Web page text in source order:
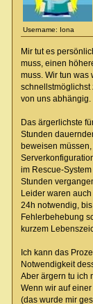
Username: Iona
Mir tut es
muss, einen
muss. Wir tun was
schnellstmöglichst
von uns abhängig.
Das ärgerlichste
Stunden
beweisen
im Rescue-
Stunden
Leider waren
24h notwendig,
Fehlerbehebung
kurzem
Ich kann das
Notwendigkeit
Aber ärgern tu ich
Wenn wir auf
(das wurde mir